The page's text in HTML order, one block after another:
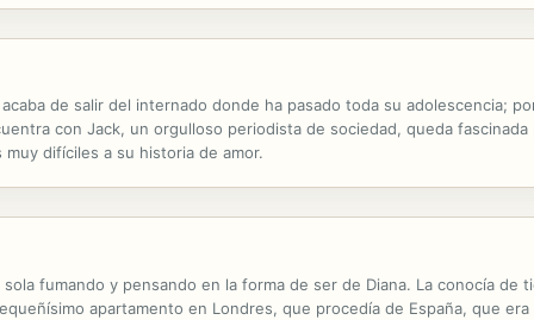
de salir del internado donde ha pasado toda su adolescencia;
con Jack, un orgulloso periodista de sociedad, queda
difíciles a su historia de amor.
fumando y pensando en la forma de ser de Diana. La conocía de
apartamento en Londres, que procedía de España, que